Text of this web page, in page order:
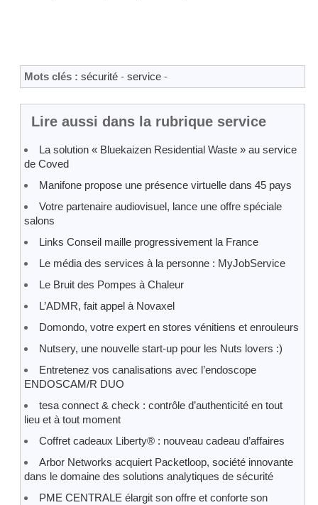
Mots clés : sécurité - service -
Lire aussi dans la rubrique service
La solution « Bluekaizen Residential Waste » au service
de Coved
Manifone propose une présence virtuelle dans 45 pays
Votre partenaire audiovisuel, lance une offre spéciale
salons
Links Conseil maille progressivement la France
Le média des services à la personne : MyJobService
Le Bruit des Pompes à Chaleur
L’ADMR, fait appel à Novaxel
Domondo, votre expert en stores vénitiens et enrouleurs
Nutsery, une nouvelle start-up pour les Nuts lovers :)
Entretenez vos canalisations avec l’endoscope
ENDOSCAM/R DUO
tesa connect & check : contrôle d’authenticité en tout
lieu et à tout moment
Coffret cadeaux Liberty® : nouveau cadeau d’affaires
Arbor Networks acquiert Packetloop, société innovante
dans le domaine des solutions analytiques de sécurité
PME CENTRALE élargit son offre et conforte son